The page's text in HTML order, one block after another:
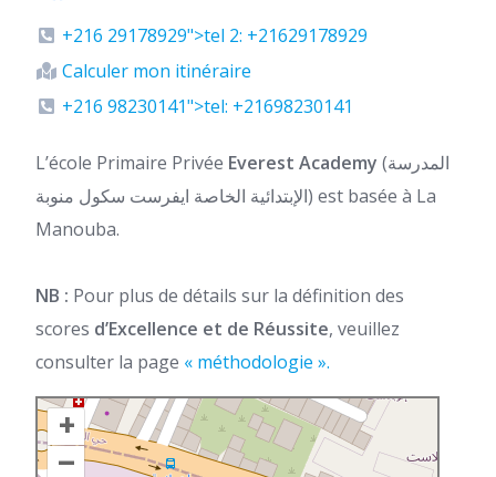
+216 29178929">tel 2: +21629178929
Calculer mon itinéraire
+216 98230141">tel: +21698230141
L’école Primaire Privée Everest Academy (المدرسة
الإبتدائية الخاصة ايفرست سكول منوبة) est basée à La
Manouba.
NB : Pour plus de détails sur la définition des
scores d’Excellence et de Réussite, veuillez
consulter la page « méthodologie ».
+
–